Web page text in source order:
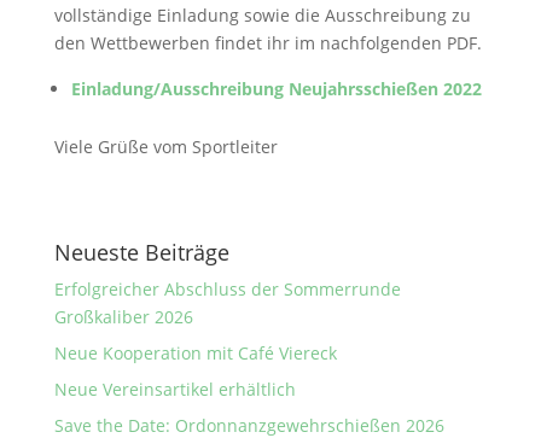
vollständige Einladung sowie die Ausschreibung zu
den Wettbewerben findet ihr im nachfolgenden PDF.
Einladung/Ausschreibung Neujahrsschießen 2022
Viele Grüße vom Sportleiter
Neueste Beiträge
Erfolgreicher Abschluss der Sommerrunde
Großkaliber 2026
Neue Kooperation mit Café Viereck
Neue Vereinsartikel erhältlich
Save the Date: Ordonnanzgewehrschießen 2026